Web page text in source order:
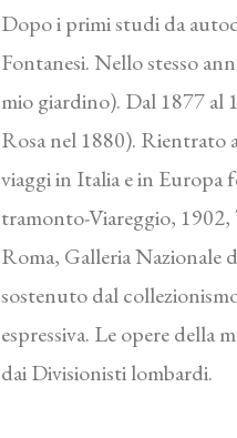
Dopo i primi studi da
Fontanesi. Nello stesso
mio giardino). Dal 1877 al
Rosa nel 1880). Rientrato
viaggi in Italia e in Europa
tramonto-Viareggio, 1902,
Roma, Galleria Nazionale
sostenuto dal
espressiva. Le opere della
dai Divisionisti lombardi.